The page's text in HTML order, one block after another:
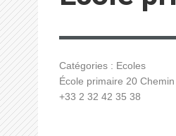
Catégories : Ecoles
École primaire 20
+33 2 32 42 35 38